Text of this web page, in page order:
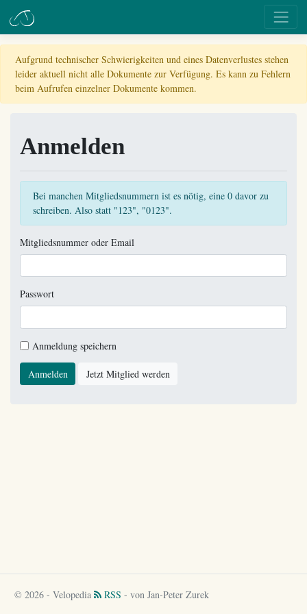
Aufgrund technischer Schwierigkeiten und eines Datenverlustes stehen
leider aktuell nicht alle Dokumente zur Verfügung. Es kann zu Fehlern
beim Aufrufen einzelner Dokumente kommen.
Anmelden
Bei manchen Mitgliedsnummern ist es nötig, eine 0 davor zu
schreiben. Also statt "123", "0123".
Mitgliedsnummer oder Email
Passwort
Anmeldung speichern
Anmelden Jetzt Mitglied werden
© 2026 - Velopedia RSS - von Jan-Peter Zurek